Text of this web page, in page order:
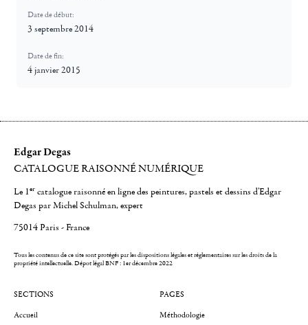
Date de début:
3 septembre 2014
Date de fin:
4 janvier 2015
Edgar Degas
CATALOGUE RAISONNÉ NUMÉRIQUE
Le 1er catalogue raisonné en ligne des peintures, pastels et dessins d'Edgar
Degas par Michel Schulman, expert
75014 Paris - France
Tous les contenus de ce site sont protégés par les dispositions légales et réglementaires sur les droits de la
propriété intellectuelle.Dépot légal BNF : 1er décembre 2022
SECTIONS
Accueil
PAGES
Méthodologie